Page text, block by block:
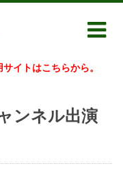
イトはこちらから。
ンネル出演